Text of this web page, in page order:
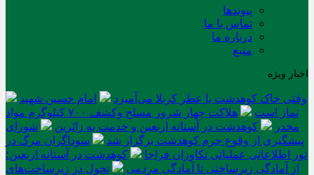
پیوندها
تماس با ما
درباره ما
منبع
اخبار ویژه
وقتی خاک کوهدشت با عطر کربلا می‌آمیزد
امام حسین شهید
نماز است
هلاکت چهار شرور مسلح وکشف ۷۰۰ کیلوگرم مواد
مخدر
کوهدشت در آستانه اربعین و خدمت‌ به زائرین
شورای
پیشگیری از وقوع جرم کوهدشت برگزار شد
سوداگران مرگ در
تور اطلاعاتی عملیاتی تکاوران فراجا
کوهدشت در آستانه اربعین؛
از آمادگی زیرساختی تا آمادگی مردمی
تحول در زیرساخت‌های